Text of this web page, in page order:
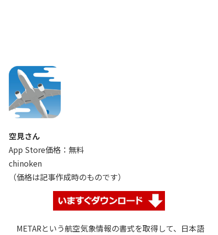
空見さん
App Store価格：無料
chinoken
（価格は記事作成時のものです）
METARという航空気象情報の書式を取得して、日本語